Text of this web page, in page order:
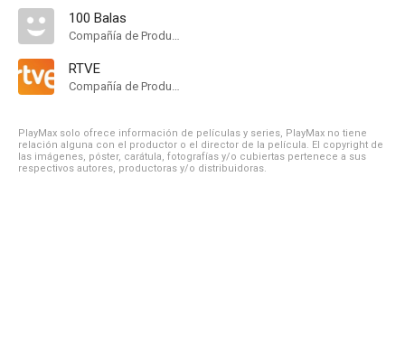
100 Balas
Compañía de Produccion
RTVE
Compañía de Produccion
PlayMax solo ofrece información de películas y series, PlayMax no tiene
relación alguna con el productor o el director de la película. El copyright de
las imágenes, póster, carátula, fotografías y/o cubiertas pertenece a sus
respectivos autores, productoras y/o distribuidoras.